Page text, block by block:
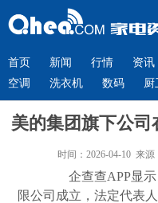
首页 新闻 行情 资讯
空调
洗衣机 数码 厨
美的集团旗下公司
时间：2026-04-10 来
企查查APP显示
限公司成立，法定代表